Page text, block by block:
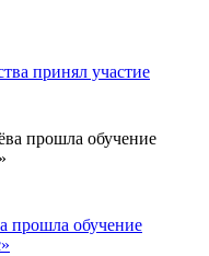
принял участие
обучение